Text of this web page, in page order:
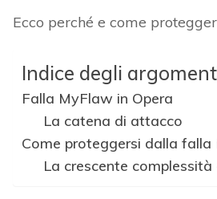
Ecco perché e come
Indice degli
Falla MyFlaw in Opera
La catena di attacco
Come proteggersi dalla falla
La crescente